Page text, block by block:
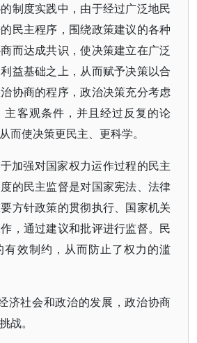
制度实践中，由于经过广泛地民
民主程序，围绕政策建议的各种
而达成共识，使决策建立在广泛
益基础之上，从而赋予决策以合
协商的程序，政治决策充分考虑
主客观条件，并且经过反复的论
而使决策更民主、更科学。
加强对国家权力运作过程的民主
的民主监督是对国家宪法、法律
方针政策的贯彻执行、国家机关
，通过建议和批评进行监督。民
有效制约，从而防止了权力的滥
济社会和政治的发展，政治协商
战。